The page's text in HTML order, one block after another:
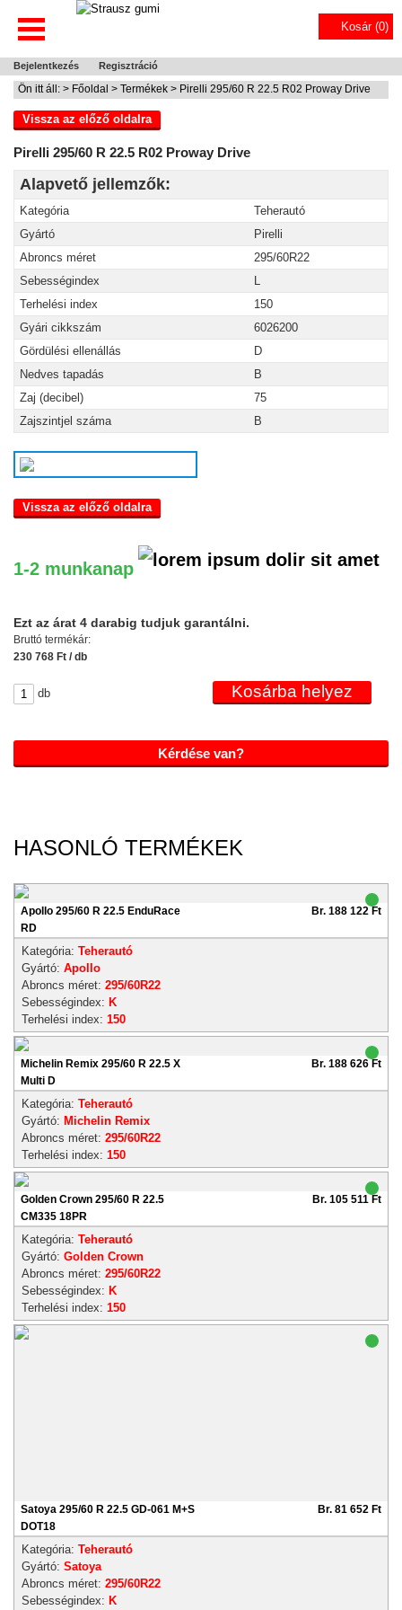
Kosár (0)
Bejelentkezés Regisztráció
Ön itt áll: > Főoldal > Termékek > Pirelli 295/60 R 22.5 R02 Proway Drive
Vissza az előző oldalra
Pirelli 295/60 R 22.5 R02 Proway Drive
Alapvető jellemzők:
Kategória
Teherautó
Gyártó
Pirelli
Abroncs méret
295/60R22
Sebességindex
L
Terhelési index
150
Gyári cikkszám
6026200
Gördülési ellenállás
D
Nedves tapadás
B
Zaj (decibel)
75
Zajszintjel száma
B
Vissza az előző oldalra
1-2 munkanap
Ezt az árat 4 darabig tudjuk garantálni.
Bruttó termékár:
230 768 Ft / db
db
Kérdése van?
HASONLÓ TERMÉKEK
Apollo 295/60 R 22.5 EnduRace
RD
Br. 188 122 Ft
Kategória: Teherautó
Gyártó: Apollo
Abroncs méret: 295/60R22
Sebességindex: K
Terhelési index: 150
Michelin Remix 295/60 R 22.5 X
Multi D
Br. 188 626 Ft
Kategória: Teherautó
Gyártó: Michelin Remix
Abroncs méret: 295/60R22
Terhelési index: 150
Golden Crown 295/60 R 22.5
CM335 18PR
Br. 105 511 Ft
Kategória: Teherautó
Gyártó: Golden Crown
Abroncs méret: 295/60R22
Sebességindex: K
Terhelési index: 150
Satoya 295/60 R 22.5 GD-061 M+S
DOT18
Br. 81 652 Ft
Kategória: Teherautó
Gyártó: Satoya
Abroncs méret: 295/60R22
Sebességindex: K